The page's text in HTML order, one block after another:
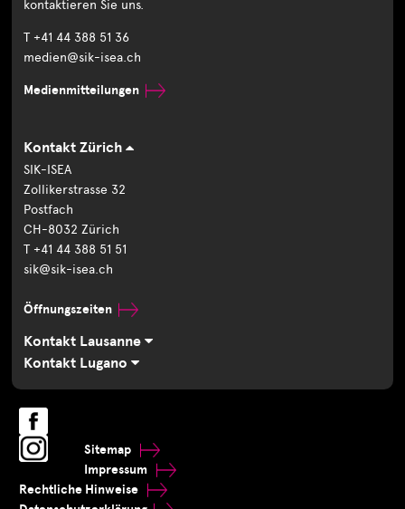
kontaktieren Sie uns.
T +41 44 388 51 36
medien@sik-isea.ch
Medienmitteilungen
Kontakt Zürich
SIK-ISEA
Zollikerstrasse 32
Postfach
CH-8032 Zürich
T +41 44 388 51 51
sik@sik-isea.ch
Öffnungszeiten
Kontakt Lausanne
Kontakt Lugano
Sitemap
Impressum
Rechtliche Hinweise